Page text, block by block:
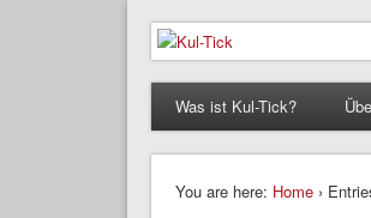
Kul-Tick
Der Kultur – / & Psychologie
Was ist Kul-Tick?
You are here: Home›